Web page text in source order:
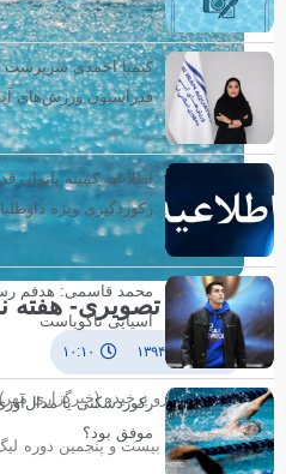
گزارش تصویری- هفته
۲۵ مهر ۱۳۹۴ ۱۰:۱۰
عکاس/ خسرو پرخیده (خبرگزاری مهر)
کیمیا احمدی سرپرست
فدراسیون ورزش‌های
اطلاعیه کمیته بانوان
رکوردگیری ویژه
آسیایی ناگویاست
رکوردشکنی یا
موفق بود؟